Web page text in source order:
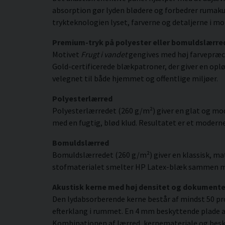
absorption gør lyden blødere og forbedrer
trykteknologien lyset, farverne og detaljerne i
Premium-tryk på polyester eller
Motivet Frugt i vandetgengives med høj
Gold-certificerede blækpatroner, der giver en
velegnet til både hjemmet og offentlige miljøer.
Polyesterlærred
Polyesterlærredet (260 g/m²) giver en glat og
med en fugtig, blød klud. Resultatet er et
Bomuldslærred
Bomuldslærredet (260 g/m²) giver en klassisk,
stofmaterialet smelter HP Latex-blæk sammen
Akustisk kerne med høj densitet og
Den lydabsorberende kerne består af mindst 50
efterklang i rummet. En 4 mm beskyttende
Kombinationen af lærred, kernemateriale og